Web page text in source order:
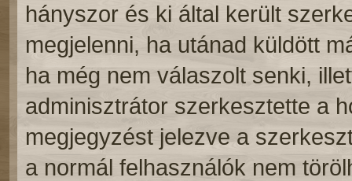
hányszor és ki által került
megjelenni, ha utánad küldött
ha még nem válaszolt senki,
adminisztrátor szerkesztette a
megjegyzést jelezve a
a normál felhasználók nem